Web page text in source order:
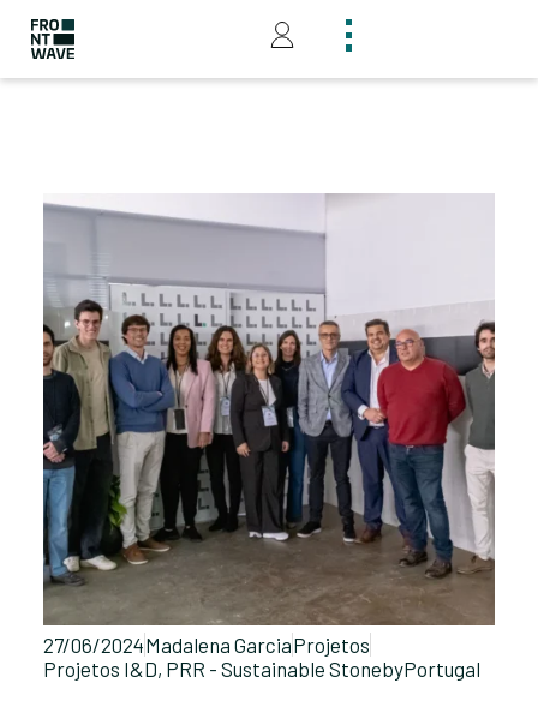
27/06/2024Madalena GarciaProjetos
Projetos I&D, PRR - Sustainable StonebyPortugal